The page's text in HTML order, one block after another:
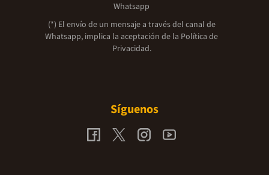
Whatsapp
(*) El envío de un mensaje a través del canal de
Whatsapp, implica la aceptación de la Política de
Privacidad.
Síguenos